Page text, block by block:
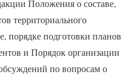
Положения о составе,
территориального
порядке подготовки планов
и Порядок организации
по вопросам о